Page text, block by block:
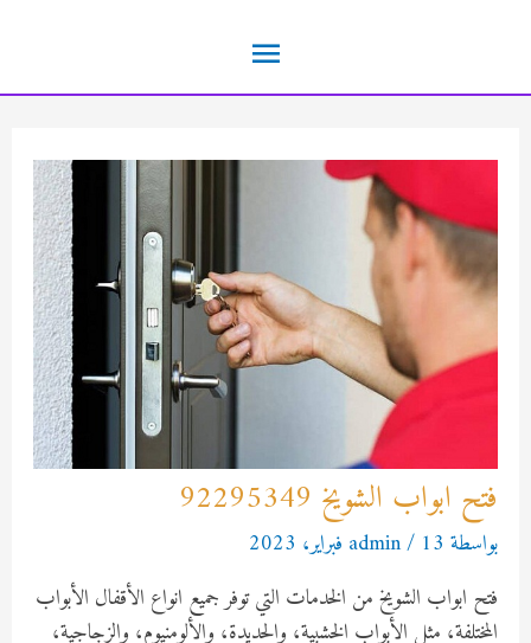
المحتوى
القائمة
الرئيسية
فتح ابواب الشويخ 92295349
بواسطة admin/ 13 فبراير، 2023
فتح ابواب الشويخ من الخدمات التي توفر جميع انواع الأقفال الأبواب
المختلفة، مثل الأبواب الخشبية، والحديدة، والألومنيوم، والزجاجية،